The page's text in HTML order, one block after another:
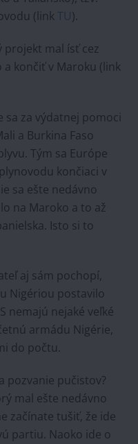
(linkTU).
projekt mal ísť cez
a končiť v Maroku (link
za výdatnej pomoci
a Burkina Faso
Tým sa Európe
končiaci v
sa ešte nedávno
na Maroko a to až
Isto si to
aj sám pochopí,
Nigériou postavilo
nemajú nejaké veľké
armádu Nigérie,
do počtu.
pozvanie pučistov?
mal ešte nedávno
začínate tušiť, že ide
partiu. Naoko ide o